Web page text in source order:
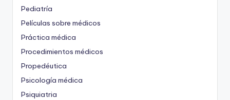
Pediatría
Películas sobre médicos
Práctica médica
Procedimientos médicos
Propedéutica
Psicología médica
Psiquiatria